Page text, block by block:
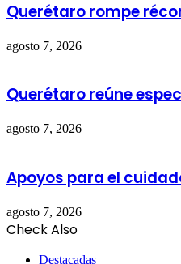
Querétaro rompe
agosto 7, 2026
Querétaro reúne
agosto 7, 2026
Apoyos para el
agosto 7, 2026
Check Also
Destacadas